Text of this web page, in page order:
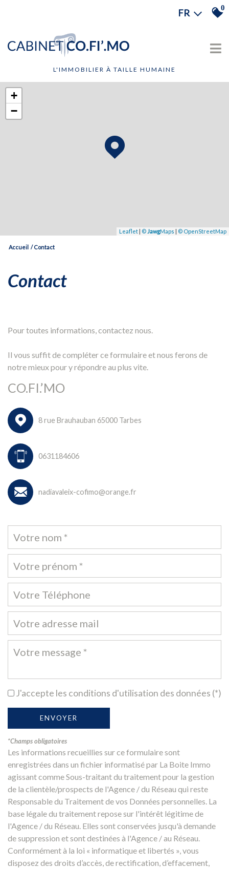
FR 0
L'IMMOBILIER À TAILLE HUMAINE
+
−
Leaflet | © JawgMaps | © OpenStreetMap
Accueil Contact
contact
Pour toutes informations, contactez nous.
Il vous suffit de compléter ce formulaire et nous ferons de
notre mieux pour y répondre au plus vite.
CO.FI.’MO
8 rue Brauhauban 65000 Tarbes
0631184606
nadiavaleix-cofimo@orange.fr
J'accepte les conditions d'utilisation des données (*)
ENVOYER
*Champs obligatoires
Les informations recueillies sur ce formulaire sont
enregistrées dans un fichier informatisé par La Boite Immo
agissant comme Sous-traitant du traitement pour la gestion
de la clientèle/prospects de l'Agence / du Réseau qui reste
Responsable du Traitement de vos Données personnelles. La
base légale du traitement repose sur l'intérêt légitime de
l'Agence / du Réseau. Elles sont conservées jusqu'à demande
de suppression et sont destinées à l'Agence / au Réseau.
Conformément à la loi « informatique et libertés », vous
disposez des droits d’accès, de rectification, d’effacement,